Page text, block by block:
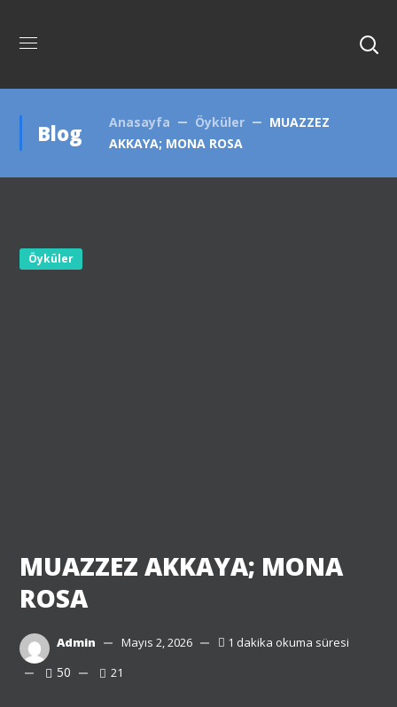
Blog Anasayfa Öyküler
MUAZZEZ
AKKAYA; MONA ROSA
Öyküler
MUAZZEZ AKKAYA; MONA
ROSA
Admin Mayıs 2, 2026 1 dakika okuma süresi
50 21